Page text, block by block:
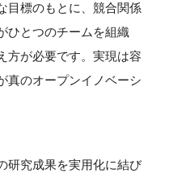
目標のもとに、競合関係
ひとつのチームを組織
方が必要です。実現は容
真のオープンイノベーシ
究成果を実用化に結び